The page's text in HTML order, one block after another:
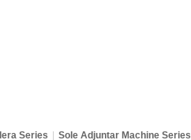
Series Sole Adjuntar Machine Series